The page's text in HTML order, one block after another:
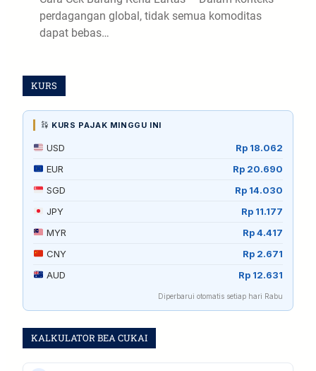
perdagangan global, tidak semua komoditas
dapat bebas…
KURS
KURS PAJAK MINGGU INI
USD
Rp 18.062
EUR
Rp 20.690
SGD
Rp 14.030
JPY
Rp 11.177
MYR
Rp 4.417
CNY
Rp 2.671
AUD
Rp 12.631
Diperbarui otomatis setiap hari Rabu
KALKULATOR BEA CUKAI